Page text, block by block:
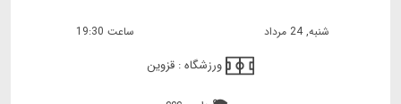
شنبه, 24 مرداد ساعت 19:30
ورزشگاه : قزوین